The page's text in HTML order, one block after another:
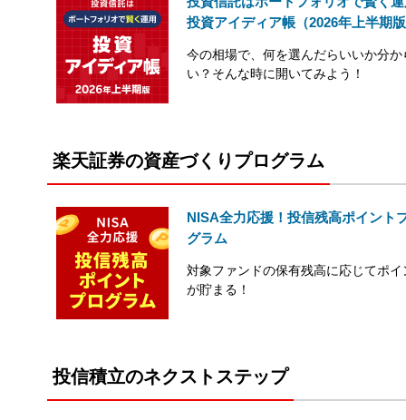
投資アイディア帳（2026年上半期
今の相場で、何を選んだらいいか分か
い？そんな時に開いてみよう！
楽天証券の資産づくりプログラム
NISA全力応援！投信残高ポイント
グラム
対象ファンドの保有残高に応じてポイ
が貯まる！
投信積立のネクストステップ